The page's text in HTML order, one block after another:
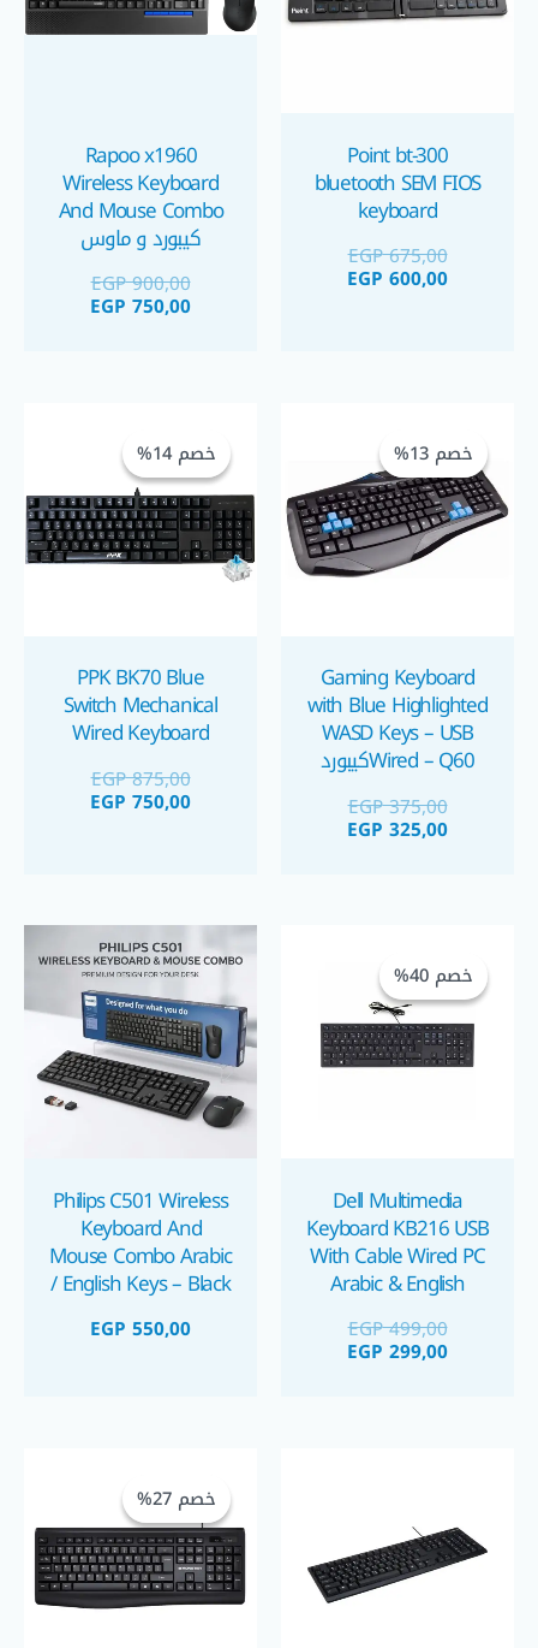
Point bt-300
bluetooth SEM FIOS
keyboard
EGP675,00
EGP 600,00
Rapoo x1960
Wireless Keyboard
And Mouse Combo
كيبورد و ماوس
EGP900,00
EGP 750,00
خصم 13%
خصم 13%
Gaming Keyboard
with Blue Highlighted
WASD Keys – USB
Wired – Q60كيبورد
EGP375,00
EGP 375,00.
EGP 325,00
EGP 325,00.
خصم 14%
خصم 14%
PPK BK70 Blue
Switch Mechanical
Wired Keyboard
EGP875,00
EGP 750,00
خصم 40%
خصم 40%
Dell Multimedia
Keyboard KB216 USB
With Cable Wired PC
Arabic & English
EGP499,00
EGP 299,00
Philips C501 Wireless
Keyboard And
Mouse Combo Arabic
/ English Keys – Black
كومبو فيليبس
EGP 550,00
خصم 27%
خصم 27%
275,00.
200,00.